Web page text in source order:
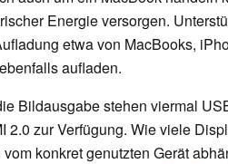
Energie versorgen.
etwa von MacBooks,
aufladen.
Bildausgabe stehen viermal
2.0 zur Verfügung. Wie viele
vom konkret genutzten Gerät